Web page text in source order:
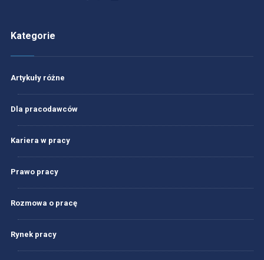
Kategorie
Artykuły różne
Dla pracodawców
Kariera w pracy
Prawo pracy
Rozmowa o pracę
Rynek pracy